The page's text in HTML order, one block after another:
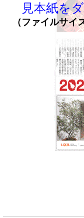
見本紙を
（ファイルサイ